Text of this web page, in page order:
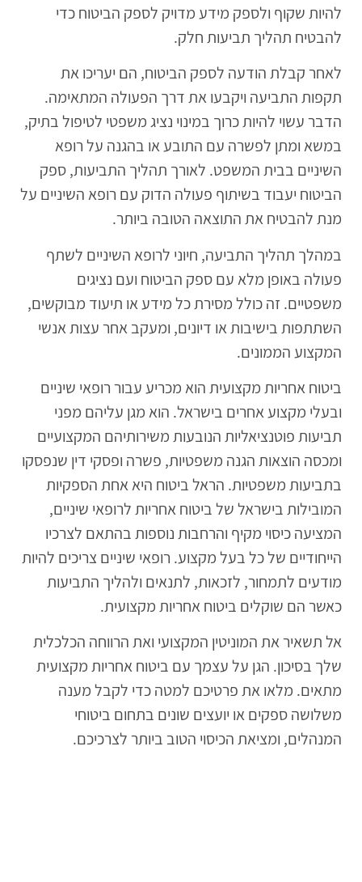
להיות שקוף ולספק מידע מדויק לספק הביטוח כדי
להבטיח תהליך תביעות חלק.
לאחר קבלת הודעה לספק הביטוח, הם יעריכו את
תקפות התביעה ויקבעו את דרך הפעולה המתאימה.
הדבר עשוי להיות כרוך במינוי נציג משפטי לטיפול בתיק,
במשא ומתן לפשרה עם התובע או בהגנה על רופא
השיניים בבית המשפט. לאורך תהליך התביעות, ספק
הביטוח יעבוד בשיתוף פעולה הדוק עם רופא השיניים על
מנת להבטיח את התוצאה הטובה ביותר.
במהלך תהליך התביעה, חיוני לרופא השיניים לשתף
פעולה באופן מלא עם ספק הביטוח ועם נציגים
משפטיים. זה כולל מסירת כל מידע או תיעוד מבוקשים,
השתתפות בישיבות או דיונים, ומעקב אחר עצות אנשי
המקצוע הממונים.
ביטוח אחריות מקצועית הוא מכריע עבור רופאי שיניים
ובעלי מקצוע אחרים בישראל. הוא מגן עליהם מפני
תביעות פוטנציאליות הנובעות משירותיהם המקצועיים
ומכסה הוצאות הגנה משפטיות, פשרה ופסקי דין שנפסקו
בתביעות משפטיות. הראל ביטוח היא אחת הספקיות
המובילות בישראל של ביטוח אחריות לרופאי שיניים,
המציעה כיסוי מקיף והרחבות נוספות בהתאם לצרכיו
הייחודיים של כל בעל מקצוע. רופאי שיניים צריכים להיות
מודעים לתמחור, לזכאות, לתנאים ולהליך התביעות
כאשר הם שוקלים ביטוח אחריות מקצועית.
אל תשאיר את המוניטין המקצועי ואת הרווחה הכלכלית
שלך בסיכון. הגן על עצמך עם ביטוח אחריות מקצועית
מתאים. מלאו את פרטיכם למטה כדי לקבל מענה
משלושה ספקים או יועצים שונים בתחום ביטוחי
המנהלים, ומציאת הכיסוי הטוב ביותר לצרכיכם.